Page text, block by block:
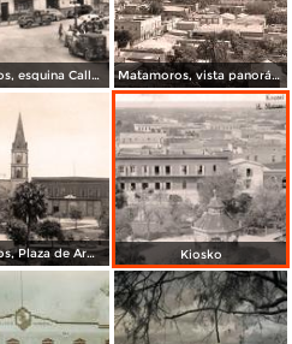
Matamoros, esquina Calle 6a. y General González Matamoros, vista panorámica, 1959
Matamoros, Plaza de Armas Kiosko